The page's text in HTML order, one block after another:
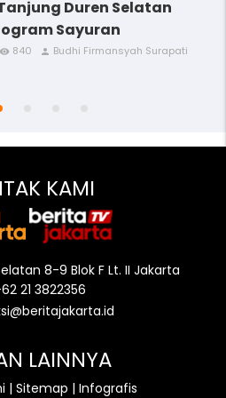
remove_red_eye person
Duren Selatan
Sayuran
remove_red_eye 840 person Budhi Firmansyah Surapati
remove_red_eye person
remove_red_eye person
KAMI
8-9 Blok F Lt. II Jakarta
21 3822356
LAINNYA
| Sitemap | Infografis